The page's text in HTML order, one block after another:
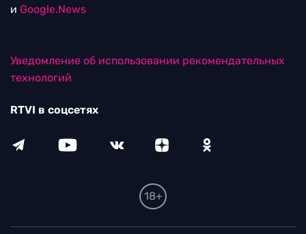
и Google.News
Уведомление об использовании рекомендательных
технологий
RTVI в соцсетях
18+